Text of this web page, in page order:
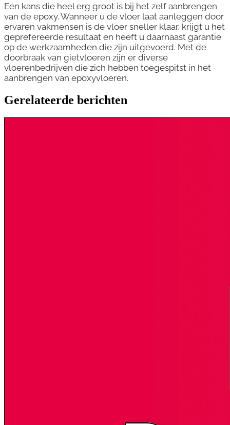
Een kans die heel erg groot is bij het zelf aanbrengen
van de epoxy. Wanneer u de vloer laat aanleggen door
ervaren vakmensen is de vloer sneller klaar, krijgt u het
geprefereerde resultaat en heeft u daarnaast garantie
op de werkzaamheden die zijn uitgevoerd. Met de
doorbraak van gietvloeren zijn er diverse
vloerenbedrijven die zich hebben toegespitst in het
aanbrengen van epoxyvloeren.
Gerelateerde berichten